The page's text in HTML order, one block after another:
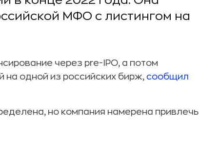
МФО с листингом на
через pre-IPO, а потом
на одной из российских бирж, сообщил
но компания намерена привлечь